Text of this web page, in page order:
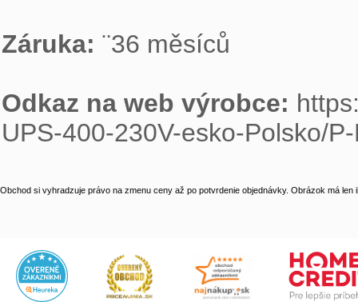
Záruka: ¨36 měsíců
Odkaz na web výrobce:
UPS-400-230V-esko-Polsko/
Obchod si vyhradzuje právo na zmenu ceny až po potvrdenie objednávky. Obrázok má len